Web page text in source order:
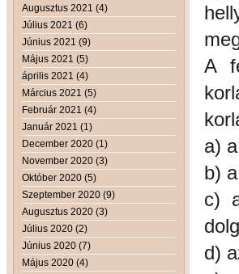
Augusztus 2021 (4)
Július 2021 (6)
Június 2021 (9)
Május 2021 (5)
április 2021 (4)
Március 2021 (5)
Február 2021 (4)
Január 2021 (1)
December 2020 (1)
November 2020 (3)
Október 2020 (5)
Szeptember 2020 (9)
Augusztus 2020 (3)
Július 2020 (2)
Június 2020 (7)
Május 2020 (4)
A
a)
b)
c)
d)